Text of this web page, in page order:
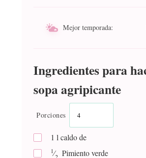
Mejor temporada:
Ingredientes para
sopa agripicante
Porciones
1 lcaldo de
1⁄
Pimiento verde